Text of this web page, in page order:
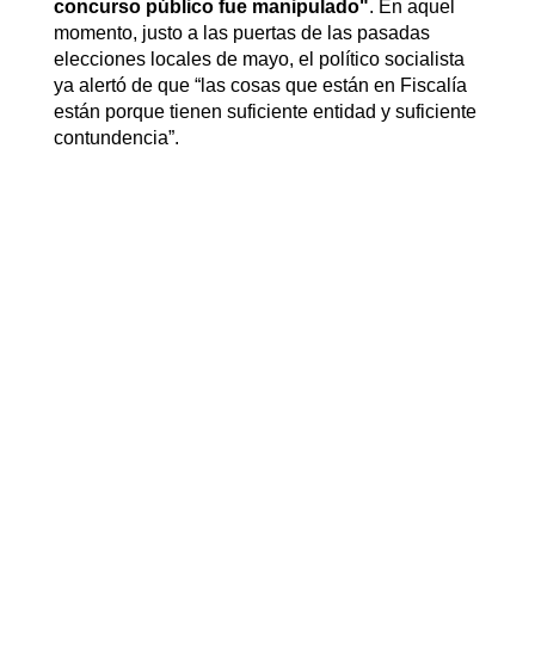
concurso público fue manipulado". En aquel
momento, justo a las puertas de las pasadas
elecciones locales de mayo, el político socialista
ya alertó de que “las cosas que están en Fiscalía
están porque tienen suficiente entidad y suficiente
contundencia”.